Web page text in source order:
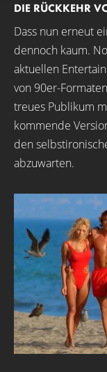
DIE RÜCKKEHR
Dass nun erneut
dennoch kaum.
aktuellen
von 90er-
treues Publikum
kommende
den
abzuwarten.